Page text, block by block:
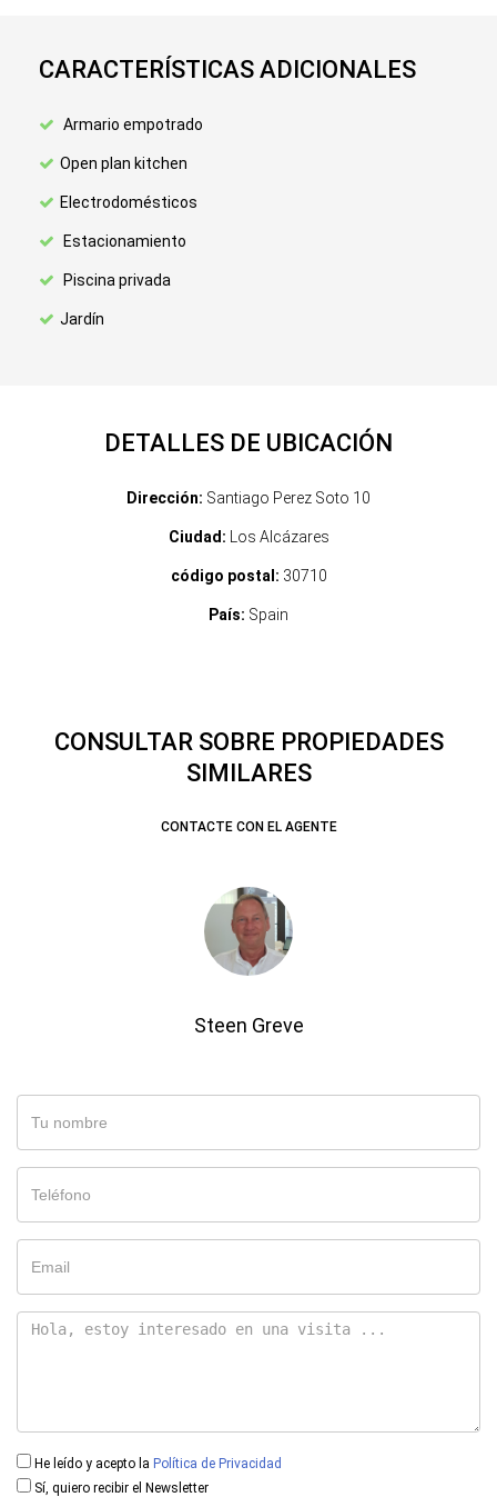
CARACTERÍSTICAS ADICIONALES
Armario empotrado
Open plan kitchen
Electrodomésticos
Estacionamiento
Piscina privada
Jardín
DETALLES DE UBICACIÓN
Dirección: Santiago Perez Soto 10
Ciudad: Los Alcázares
código postal: 30710
País: Spain
CONSULTAR SOBRE PROPIEDADES
SIMILARES
CONTACTE CON EL AGENTE
Steen Greve
He leído y acepto la Política de Privacidad
Sí, quiero recibir el Newsletter